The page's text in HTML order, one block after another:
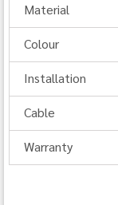
Material
Colour
Installation
Cable
Warranty